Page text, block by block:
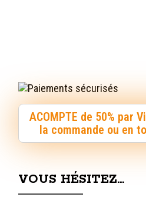
ACOMPTE de 50% par
la commande ou en
VOUS HÉSITEZ…